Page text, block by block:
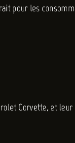
pour les
Corvette, et leur